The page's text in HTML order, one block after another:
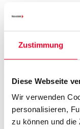
Zustimmung
Diese Webseite
Wir verwenden
personalisieren,
zu können und die
Der
für
vier